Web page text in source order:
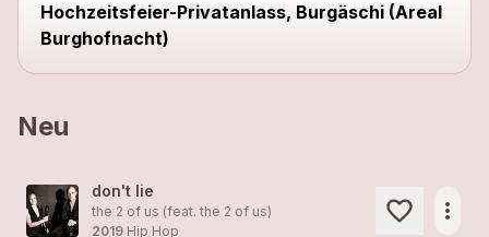
Hochzeitsfeier-Privatanlass, Burgäschi (Areal
Burghofnacht)
Neu
don't lie
the 2 of us (feat. the 2 of us)
2019 Hip Hop
more_horiz